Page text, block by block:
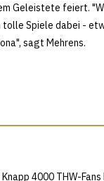
Geleistete feiert.
Spiele dabei -
sagt Mehrens.
4000 THW-Fans